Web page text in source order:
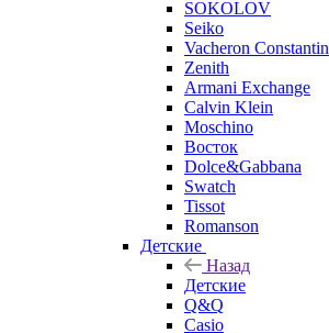
SOKOLOV
Seiko
Vacheron Constantin
Zenith
Armani Exchange
Calvin Klein
Moschino
Восток
Dolce&Gabbana
Swatch
Tissot
Romanson
Детские
Назад
Детские
Q&Q
Casio